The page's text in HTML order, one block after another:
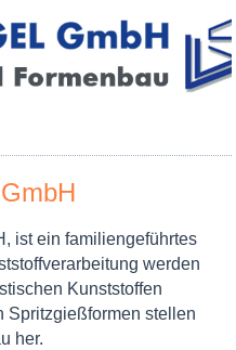
ist ein familiengeführtes
werden
Kunststoffen
Spritzgießformen stellen
her.